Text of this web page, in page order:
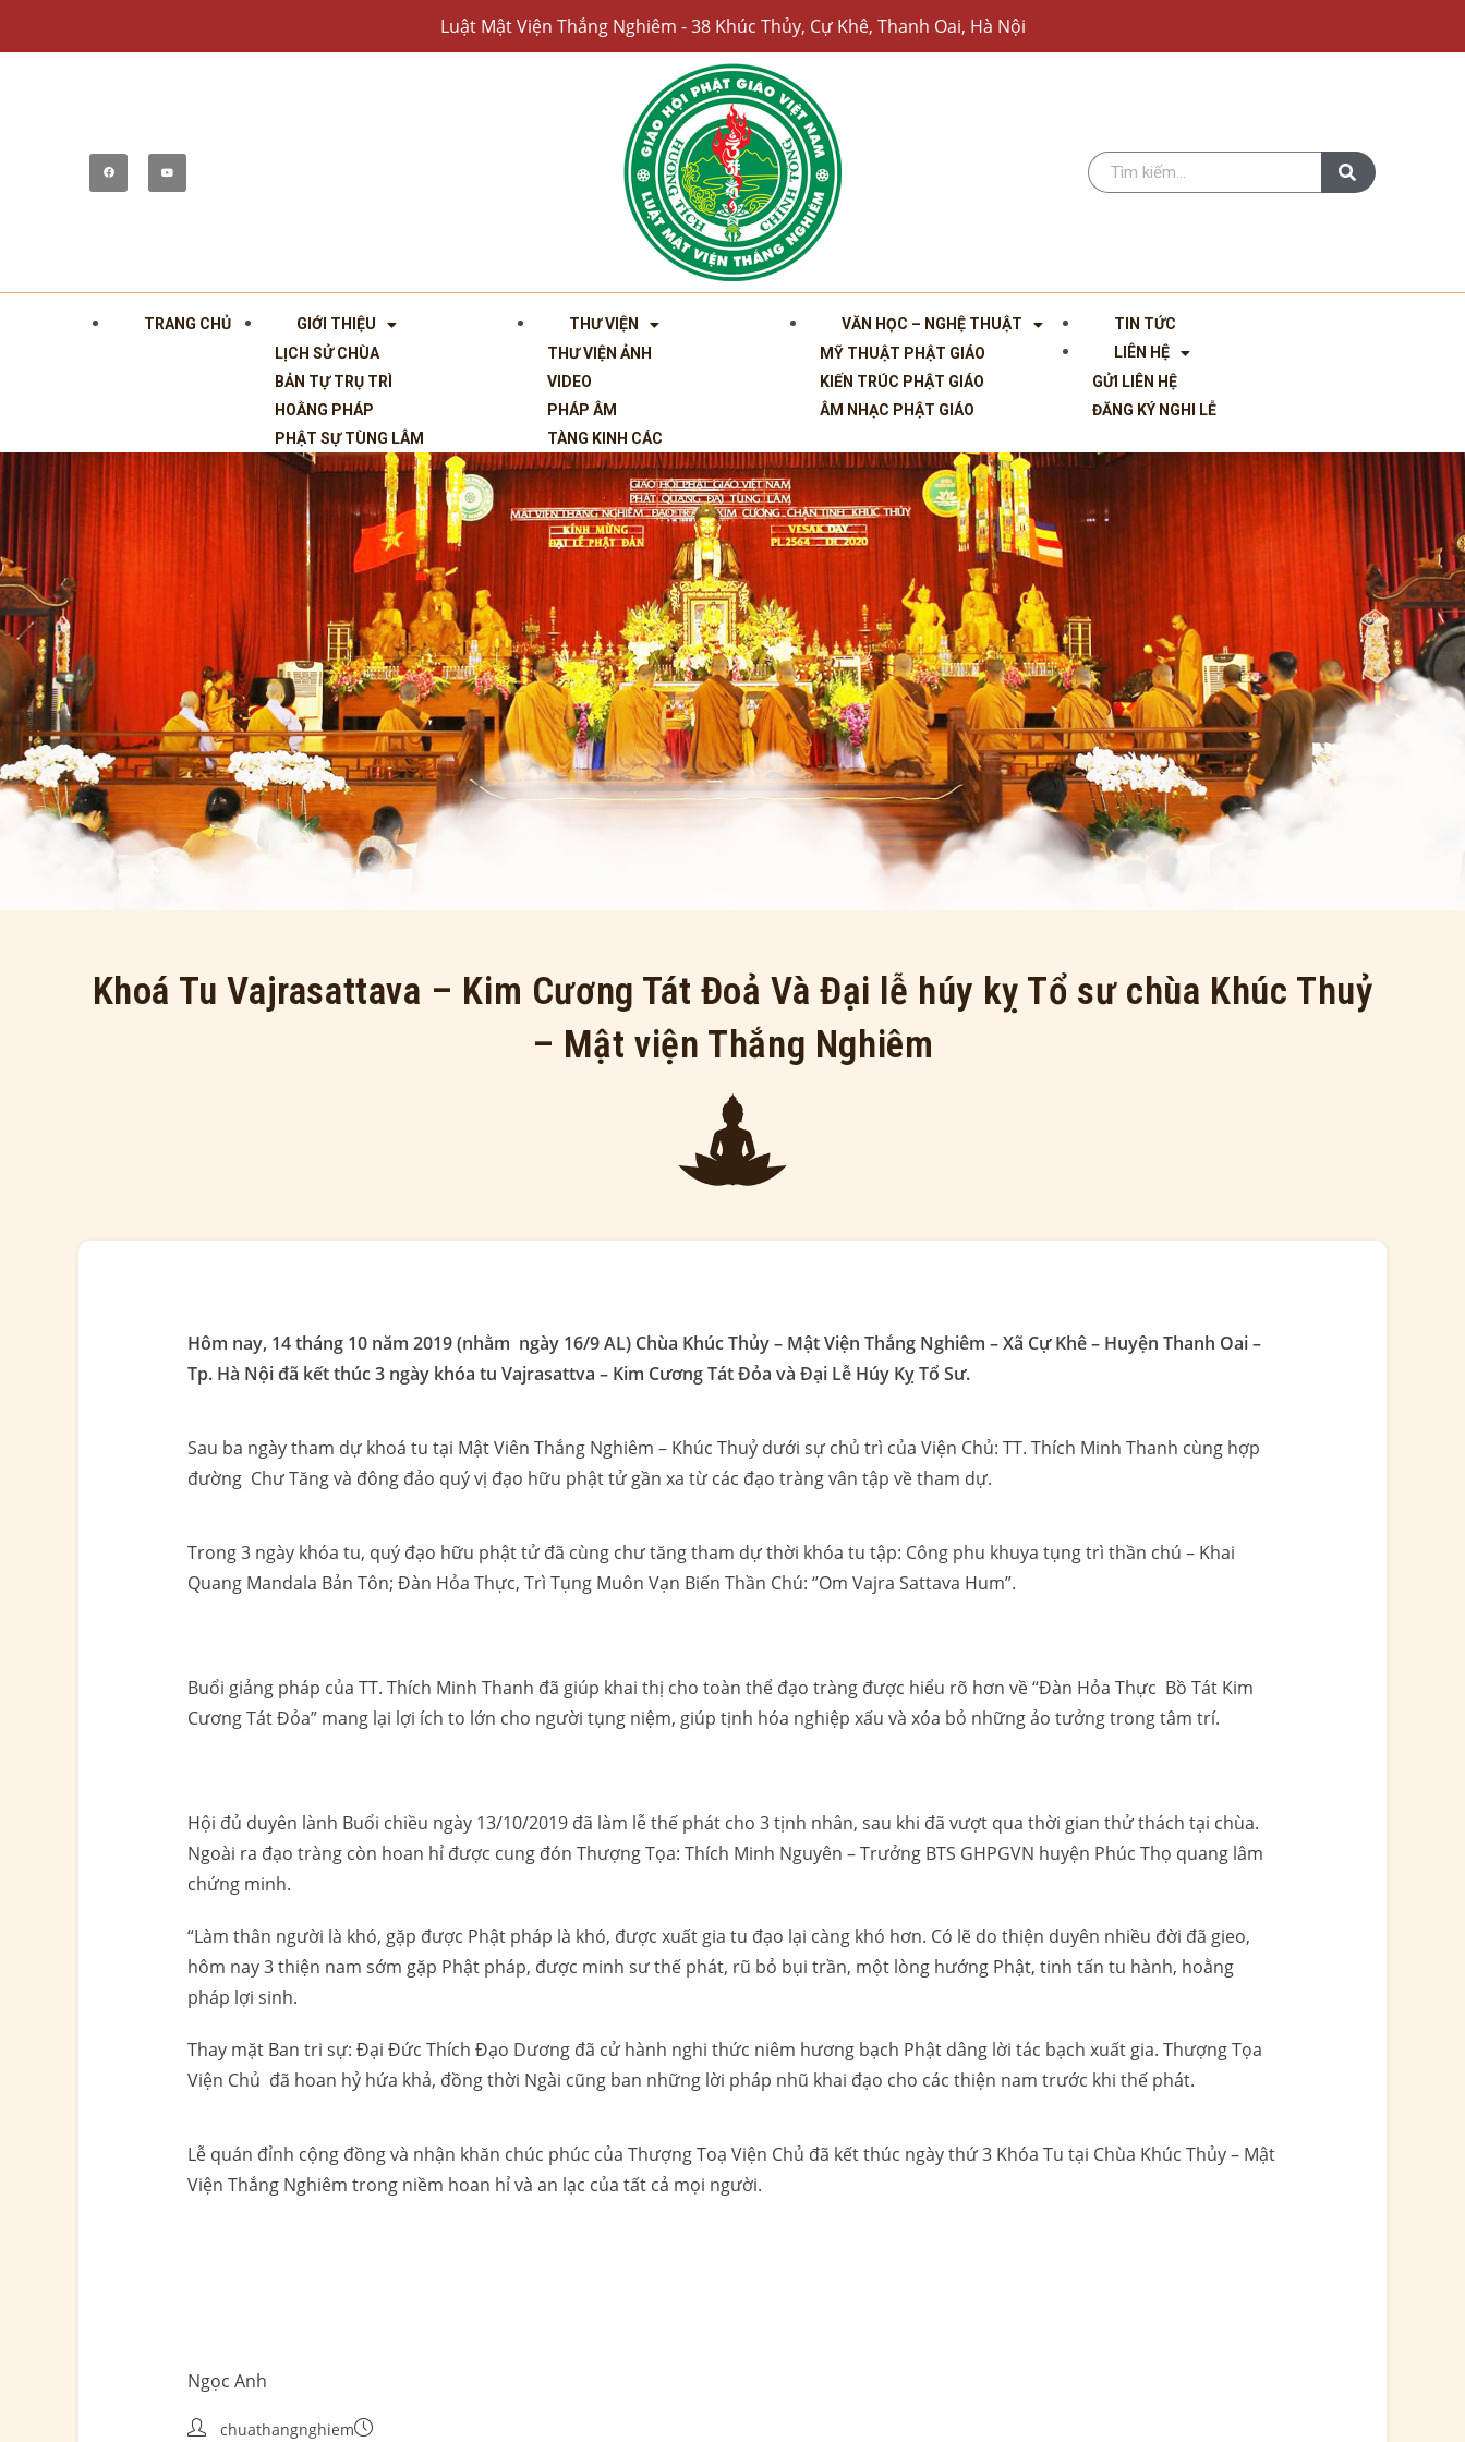
Luật Mật Viện Thắng Nghiêm - 38 Khúc Thủy, Cự Khê, Thanh Oai, Hà Nội
TRANG CHỦ
GIỚI THIỆU
LỊCH SỬ CHÙA
BẢN TỰ TRỤ TRÌ
HOẰNG PHÁP
PHẬT SỰ TÙNG LÂM
THƯ VIỆN
THƯ VIỆN ẢNH
VIDEO
PHÁP ÂM
TÀNG KINH CÁC
VĂN HỌC – NGHỆ THUẬT
MỸ THUẬT PHẬT GIÁO
KIẾN TRÚC PHẬT GIÁO
ÂM NHẠC PHẬT GIÁO
TIN TỨC
LIÊN HỆ
GỬI LIÊN HỆ
ĐĂNG KÝ NGHI LỄ
Khoá Tu Vajrasattava – Kim Cương Tát Đoả Và Đại lễ húy kỵ Tổ sư chùa Khúc Thuỷ
– Mật viện Thắng Nghiêm
Hôm nay, 14 tháng 10 năm 2019 (nhằm ngày 16/9 AL) Chùa Khúc Thủy – Mật Viện Thắng Nghiêm – Xã Cự Khê – Huyện Thanh Oai –
Tp. Hà Nội đã kết thúc 3 ngày khóa tu Vajrasattva – Kim Cương Tát Đỏa và Đại Lễ Húy Kỵ Tổ Sư.
Sau ba ngày tham dự khoá tu tại Mật Viên Thắng Nghiêm – Khúc Thuỷ dưới sự chủ trì của Viện Chủ: TT. Thích Minh Thanh cùng hợp
đường Chư Tăng và đông đảo quý vị đạo hữu phật tử gần xa từ các đạo tràng vân tập về tham dự.
Trong 3 ngày khóa tu, quý đạo hữu phật tử đã cùng chư tăng tham dự thời khóa tu tập: Công phu khuya tụng trì thần chú – Khai
Quang Mandala Bản Tôn; Đàn Hỏa Thực, Trì Tụng Muôn Vạn Biến Thần Chú: ‘’Om Vajra Sattava Hum”.
Buổi giảng pháp của TT. Thích Minh Thanh đã giúp khai thị cho toàn thể đạo tràng được hiểu rõ hơn về “Đàn Hỏa Thực Bồ Tát Kim
Cương Tát Đỏa” mang lại lợi ích to lớn cho người tụng niệm, giúp tịnh hóa nghiệp xấu và xóa bỏ những ảo tưởng trong tâm trí.
Hội đủ duyên lành Buổi chiều ngày 13/10/2019 đã làm lễ thế phát cho 3 tịnh nhân, sau khi đã vượt qua thời gian thử thách tại chùa.
Ngoài ra đạo tràng còn hoan hỉ được cung đón Thượng Tọa: Thích Minh Nguyên – Trưởng BTS GHPGVN huyện Phúc Thọ quang lâm
chứng minh.
“Làm thân người là khó, gặp được Phật pháp là khó, được xuất gia tu đạo lại càng khó hơn. Có lẽ do thiện duyên nhiều đời đã gieo,
hôm nay 3 thiện nam sớm gặp Phật pháp, được minh sư thế phát, rũ bỏ bụi trần, một lòng hướng Phật, tinh tấn tu hành, hoằng
pháp lợi sinh.
Thay mặt Ban tri sự: Đại Đức Thích Đạo Dương đã cử hành nghi thức niêm hương bạch Phật dâng lời tác bạch xuất gia. Thượng Tọa
Viện Chủ đã hoan hỷ hứa khả, đồng thời Ngài cũng ban những lời pháp nhũ khai đạo cho các thiện nam trước khi thế phát.
Lễ quán đỉnh cộng đồng và nhận khăn chúc phúc của Thượng Toạ Viện Chủ đã kết thúc ngày thứ 3 Khóa Tu tại Chùa Khúc Thủy – Mật
Viện Thắng Nghiêm trong niềm hoan hỉ và an lạc của tất cả mọi người.
Ngọc Anh
chuathangnghiem